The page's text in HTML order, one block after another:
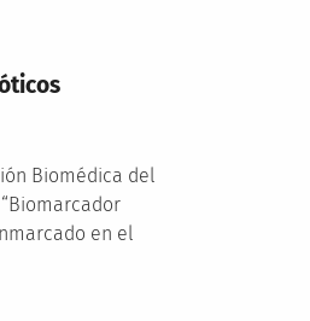
Biomédica del
en el